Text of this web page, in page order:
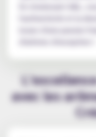
En choisissant A&L,
avec les